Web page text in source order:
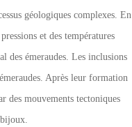
géologiques complexes. En
et des températures
des émeraudes. Les inclusions
Après leur formation
des mouvements tectoniques